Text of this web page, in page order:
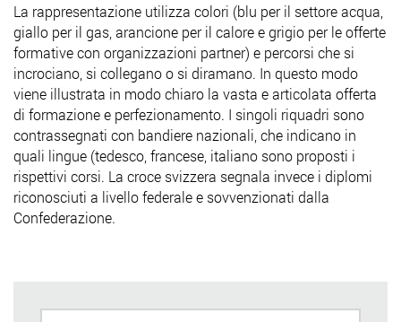
La rappresentazione utilizza colori (blu per il settore acqua,
giallo per il gas, arancione per il calore e grigio per le offerte
formative con organizzazioni partner) e percorsi che si
incrociano, si collegano o si diramano. In questo modo
viene illustrata in modo chiaro la vasta e articolata offerta
di formazione e perfezionamento. I singoli riquadri sono
contrassegnati con bandiere nazionali, che indicano in
quali lingue (tedesco, francese, italiano sono proposti i
rispettivi corsi. La croce svizzera segnala invece i diplomi
riconosciuti a livello federale e sovvenzionati dalla
Confederazione.